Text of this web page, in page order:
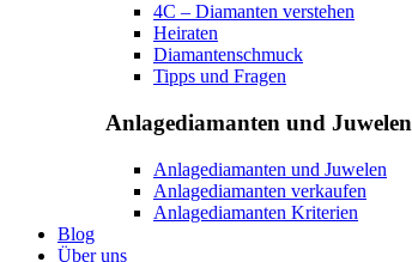
4C – Diamanten verstehen
Heiraten
Diamantenschmuck
Tipps und Fragen
Anlagediamanten und Juwelen
Anlagediamanten und Juwelen
Anlagediamanten verkaufen
Anlagediamanten Kriterien
Blog
Über uns